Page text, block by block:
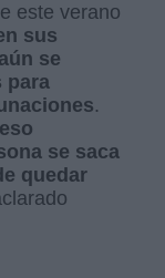
este verano
sus
aún se
para
.
se saca
quedar